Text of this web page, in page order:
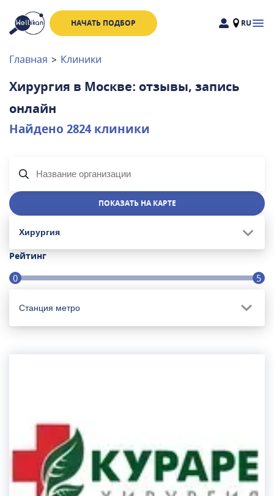
НАЧАТЬ ПОДБОР RU
Доктора
Клиники
Новости
Связаться с нами
Главная > Клиники
Хирургия в Москве: отзывы, запись
онлайн
Найдено 2824 клиники
ПОКАЗАТЬ НА КАРТЕ
Хирургия
Рейтинг
0 5
Станция метро